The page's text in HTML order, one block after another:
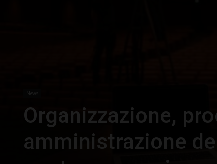
News
Organizzazione,
amministrazione